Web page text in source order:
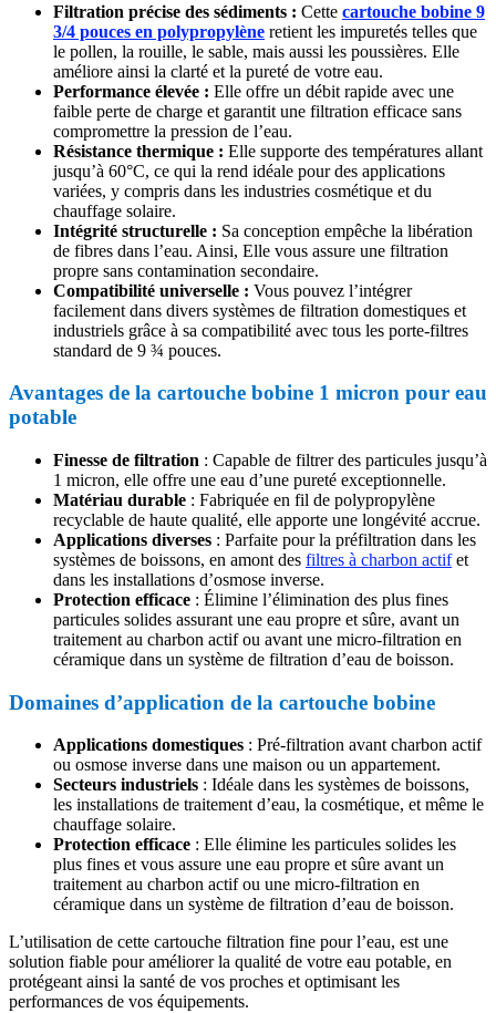
Filtration précise des sédiments : Cette cartouche bobine 9
3/4 pouces en polypropylène retient les impuretés telles que
le pollen, la rouille, le sable, mais aussi les poussières. Elle
améliore ainsi la clarté et la pureté de votre eau.
Performance élevée : Elle offre un débit rapide avec une
faible perte de charge et garantit une filtration efficace sans
compromettre la pression de l’eau.
Résistance thermique : Elle supporte des températures allant
jusqu’à 60°C, ce qui la rend idéale pour des applications
variées, y compris dans les industries cosmétique et du
chauffage solaire.
Intégrité structurelle : Sa conception empêche la libération
de fibres dans l’eau. Ainsi, Elle vous assure une filtration
propre sans contamination secondaire.
Compatibilité universelle : Vous pouvez l’intégrer
facilement dans divers systèmes de filtration domestiques et
industriels grâce à sa compatibilité avec tous les porte-filtres
standard de 9 ¾ pouces.
Avantages de la cartouche bobine 1 micron pour eau
potable
Finesse de filtration : Capable de filtrer des particules jusqu’à
1 micron, elle offre une eau d’une pureté exceptionnelle.​
Matériau durable : Fabriquée en fil de polypropylène
recyclable de haute qualité, elle apporte une longévité accrue.​
Applications diverses : Parfaite pour la préfiltration dans les
systèmes de boissons, en amont des filtres à charbon actifet
dans les installations d’osmose inverse.​
Protection efficace : Élimine l’élimination des plus fines
particules solides assurant une eau propre et sûre, avant un
traitement au charbon actif ou avant une micro-filtration en
céramique​ dans un système de filtration d’eau de boisson.
Domaines d’application de la cartouche bobine
Applications domestiques : Pré-filtration avant charbon actif
ou osmose inverse dans une maison ou un appartement.
Secteurs industriels : Idéale dans les systèmes de boissons,
les installations de traitement d’eau, la cosmétique, et même le
chauffage solaire.
Protection efficace : Elle élimine les particules solides les
plus fines et vous assure une eau propre et sûre avant un
traitement au charbon actif ou une micro-filtration en
céramique dans un système de filtration d’eau de boisson.
L’utilisation de cette cartouche filtration fine pour l’eau, est une
solution fiable pour améliorer la qualité de votre eau potable, en
protégeant ainsi la santé de vos proches et optimisant les
performances de vos équipements.